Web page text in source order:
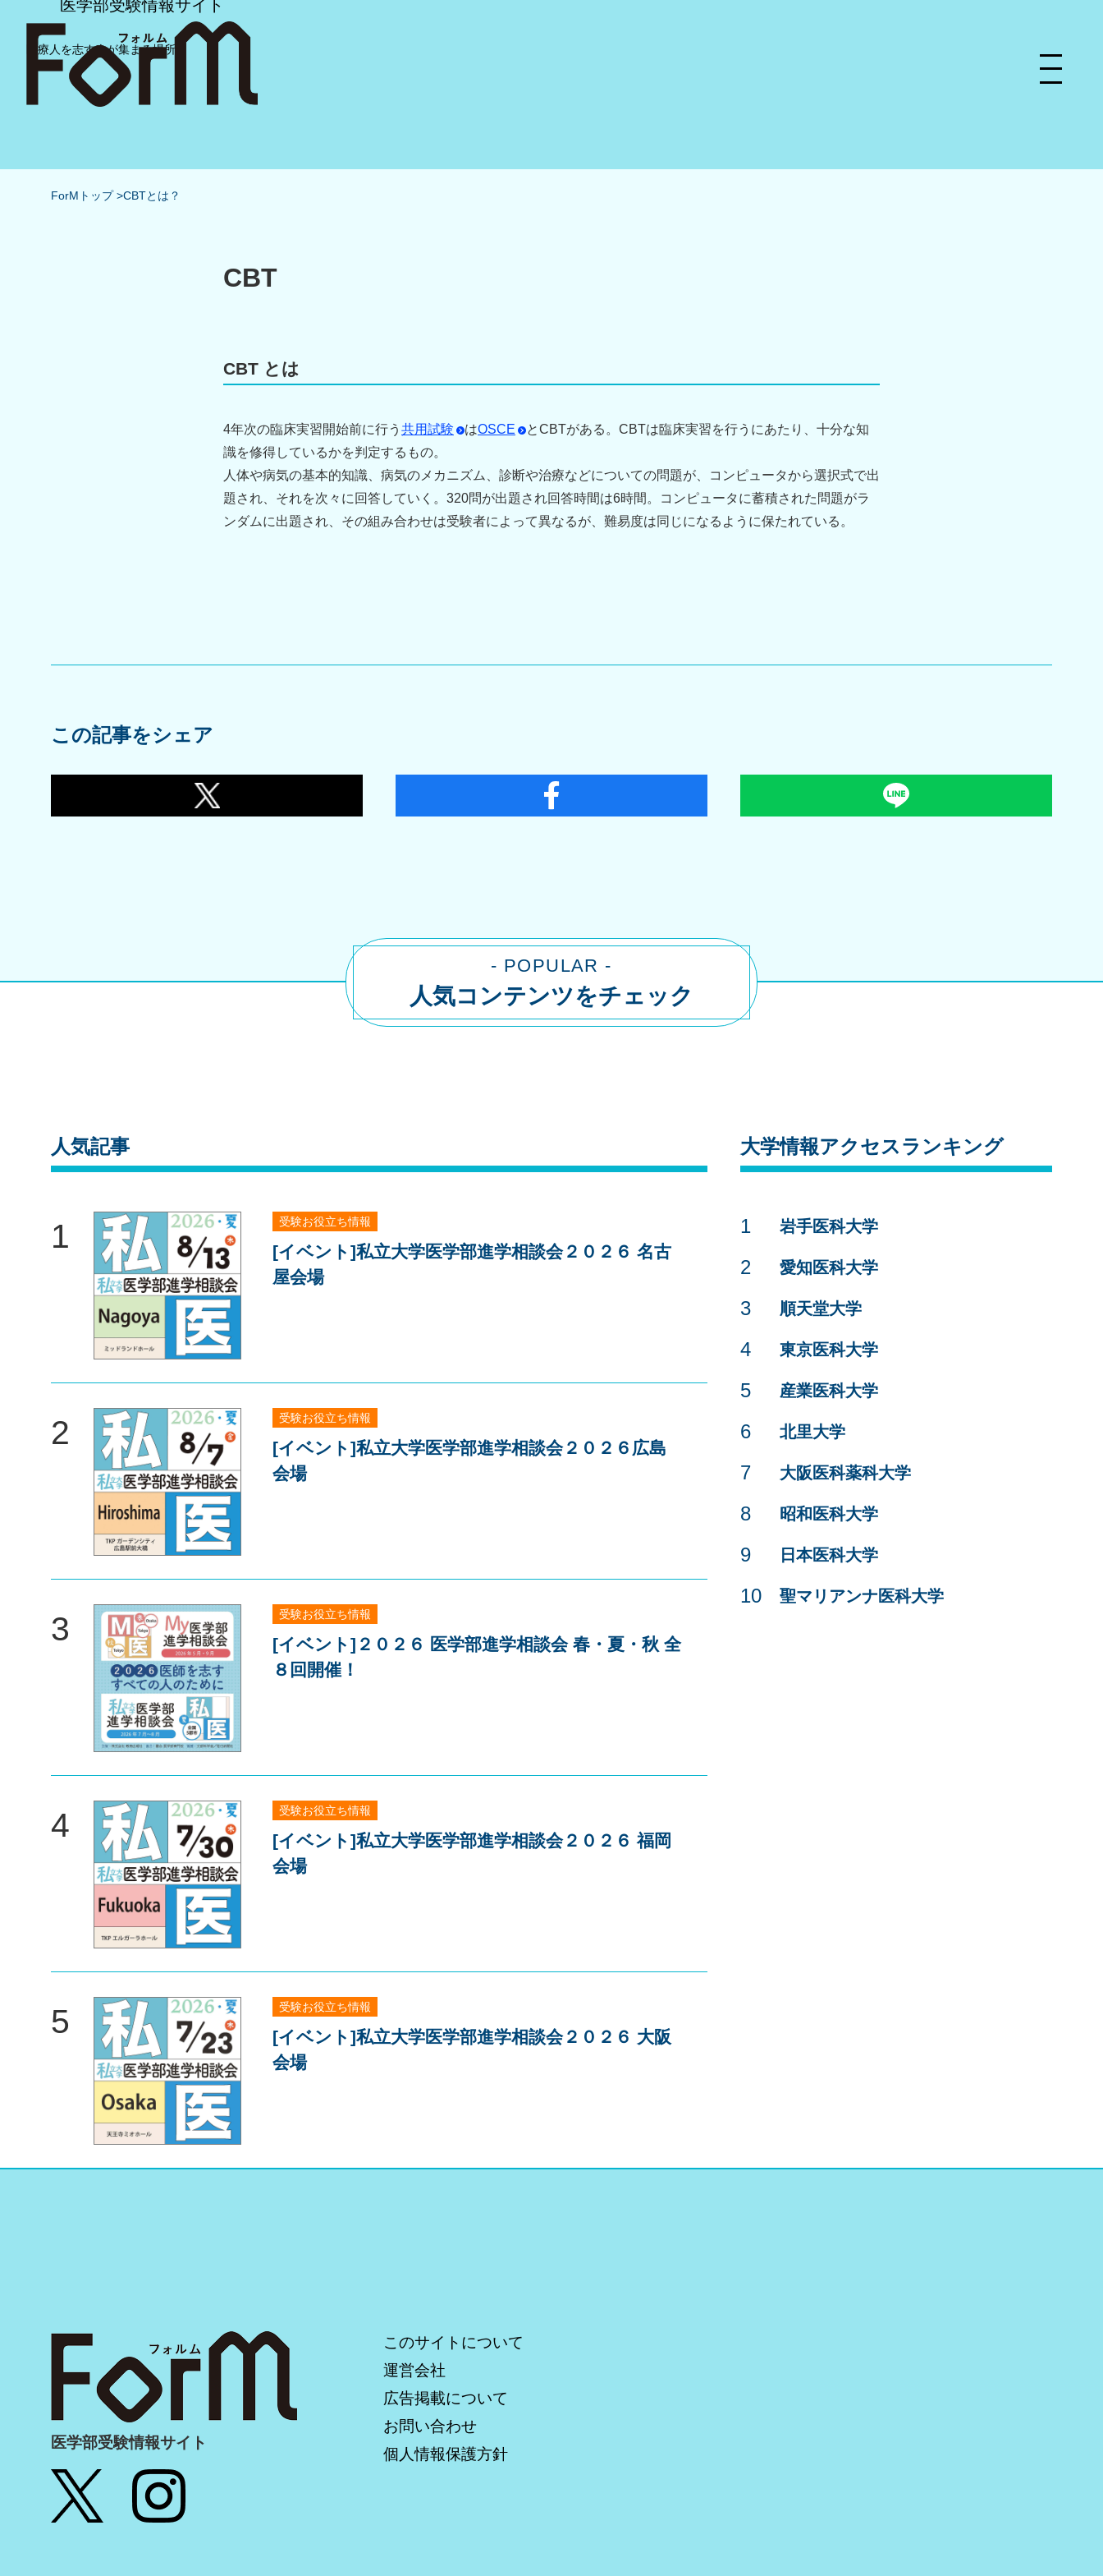
医療人を志す人が集まる場所
医学部受験情報サイト
ForMトップ CBTとは？
CBT
CBT とは
4年次の臨床実習開始前に行う 共用試験 はOSCE
とCBTがある。CBTは臨床実習を行うにあたり、十分な知
識を修得しているかを判定するもの。
人体や病気の基本的知識、病気のメカニズム、診断や治療などについての問題が、コンピュータから選択式で出
題され、それを次々に回答していく。320問が出題され回答時間は6時間。コンピュータに蓄積された問題がラ
ンダムに出題され、その組み合わせは受験者によって異なるが、難易度は同じになるように保たれている。
この記事をシェア
- POPULAR -
人気コンテンツをチェック
人気記事
1 受験お役立ち情報
[イベント]私立大学医学部進学相談会２０２６ 名古
屋会場
2 受験お役立ち情報
[イベント]私立大学医学部進学相談会２０２６広島
会場
3 受験お役立ち情報
[イベント]２０２６ 医学部進学相談会 春・夏・秋 全
８回開催！
4 受験お役立ち情報
[イベント]私立大学医学部進学相談会２０２６ 福岡
会場
5 受験お役立ち情報
[イベント]私立大学医学部進学相談会２０２６ 大阪
会場
大学情報アクセスランキング
1 岩手医科大学
2 愛知医科大学
3 順天堂大学
4 東京医科大学
5 産業医科大学
6 北里大学
7 大阪医科薬科大学
8 昭和医科大学
9 日本医科大学
10 聖マリアンナ医科大学
医学部受験情報サイト
このサイトについて
運営会社
広告掲載について
お問い合わせ
個人情報保護方針